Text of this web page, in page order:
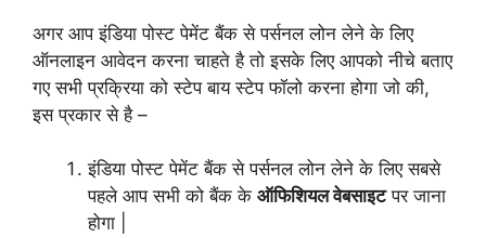
अगर आप इंडिया पोस्ट पेमेंट बैंक से पर्सनल लोन लेने के लिए
ऑनलाइन आवेदन करना चाहते है तो इसके लिए आपको नीचे बताए
गए सभी प्रक्रिया को स्टेप बाय स्टेप फॉलो करना होगा जो की,
इस प्रकार से है –
इंडिया पोस्ट पेमेंट बैंक से पर्सनल लोन लेने के लिए सबसे
पहले आप सभी को बैंक के ऑफिशियल वेबसाइटपर जाना
होगा |